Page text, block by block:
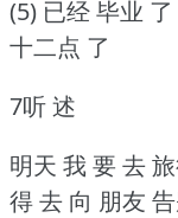
(5) 已经 毕业
十二点 了
7听 述
明天 我 要 去 旅
得 去 向 朋友